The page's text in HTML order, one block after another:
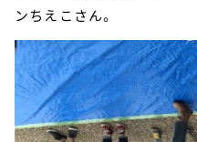
ンちえこさん。